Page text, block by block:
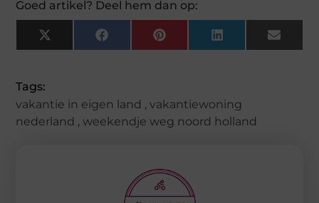
Goed artikel? Deel hem dan op:
X
(Twitter)
FacebookPinterestLinkedIn Email
Tags:
vakantie in eigen land ,vakantiewoning
nederland ,weekendje weg noord holland